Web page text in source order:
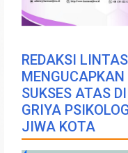
REDAKSI
SUKSES ATAS
GRIYA
JIWA KOTA